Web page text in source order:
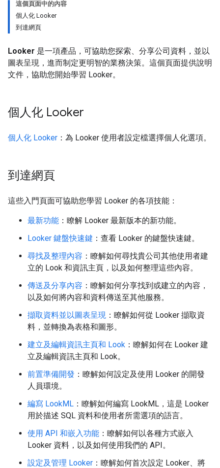
這個頁面中的內容
個人化 Looker
到達網頁
Looker 是一項產品，可協助您探索、分享公司資料，並以
圖表呈現，進而制定更明智的業務決策。這個頁面提供說明
文件，協助您開始學習 Looker。
個人化 Looker
個人化 Looker ：為 Looker 使用者設定檔選擇個人化選項。
到達網頁
這些入門頁面可協助您學習 Looker 的各項技能：
最新功能 ：瞭解 Looker 最新版本的新功能。
Looker 鍵盤快速鍵 ：查看 Looker 的鍵盤快速鍵。
尋找及整理內容 ：瞭解如何尋找貴公司其他使用者建
立的 Look 和資訊主頁，以及如何整理這些內容。
傳送及分享內容 ：瞭解如何分享找到或建立的內容，
以及如何將內容和資料傳送至其他服務。
擷取資料並以圖表呈現 ：瞭解如何從 Looker 擷取資
料，並轉換為表格和圖形。
建立及編輯資訊主頁和 Look ：瞭解如何在 Looker 建
立及編輯資訊主頁和 Look。
前置準備開發 ：瞭解如何設定及使用 Looker 的開發
人員環境。
編寫 LookML ：瞭解如何編寫 LookML，這是 Looker
用於描述 SQL 資料和使用者所需選項的語言。
使用 API 和嵌入功能 ：瞭解如何以各種方式嵌入
Looker 資料，以及如何使用我們的 API。
設定及管理 Looker ：瞭解如何首次設定 Looker、將